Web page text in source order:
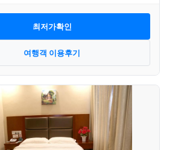
최저가확인
여행객 이용후기